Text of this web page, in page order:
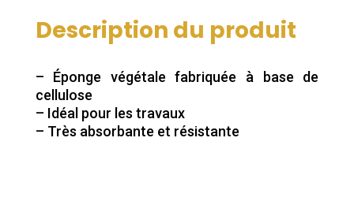
Description du produit
– Éponge végétale fabriquée à base de
cellulose
– Idéal pour les travaux
– Très absorbante et résistante